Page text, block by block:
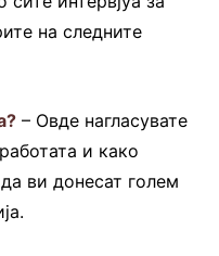
на следните
– Овде нагласувате
и како
ви донесат голем